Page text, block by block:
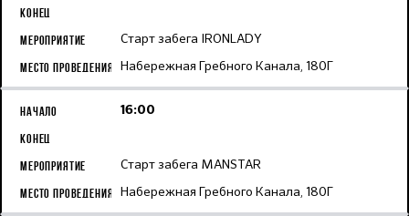
Старт забега IRONLADY
Набережная Гребного Канала, 180Г
16:00
Старт забега MANSTAR
Набережная Гребного Канала, 180Г